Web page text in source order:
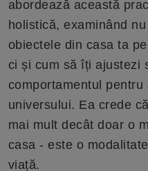
abordează această
holistică, examinând
obiectele din casa ta
ci și cum să îți ajustezi
comportamentul
universului. Ea crede
mai mult decât doar o
casa - este o
viață.